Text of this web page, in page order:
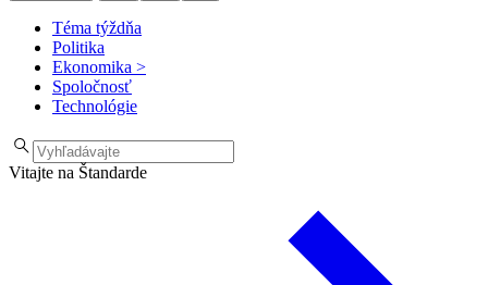
Téma týždňa
Politika
Ekonomika >
Spoločnosť
Technológie
Vitajte na Štandarde